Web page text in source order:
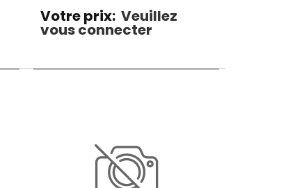
Votre prix: Veuillez
vous connecter